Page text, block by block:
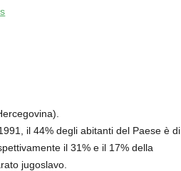
il 44% degli abitanti del Paese è di
il 31% e il 17% della
jugoslavo.